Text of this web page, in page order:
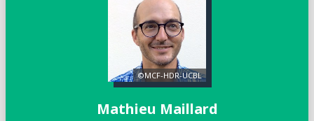
©MCF-HDR-UCBL
Mathieu Maillard